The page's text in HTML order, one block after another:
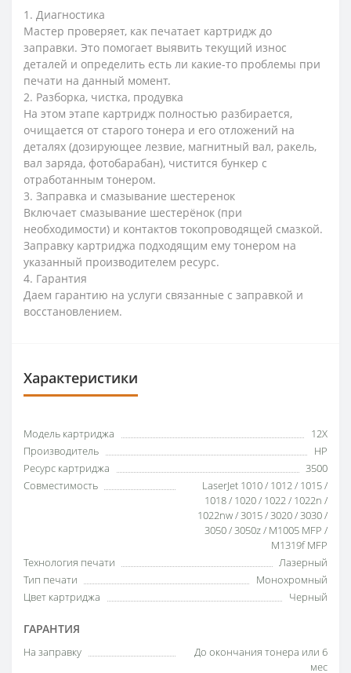
1. Диагностика
Мастер проверяет, как печатает картридж до
заправки. Это помогает выявить текущий износ
деталей и определить есть ли какие-то проблемы при
печати на данный момент.
2. Разборка, чистка, продувка
На этом этапе картридж полностью разбирается,
очищается от старого тонера и его отложений на
деталях (дозирующее лезвие, магнитный вал, ракель,
вал заряда, фотобарабан), чистится бункер с
отработанным тонером.
3. Заправка и смазывание шестеренок
Включает смазывание шестерёнок (при
необходимости) и контактов токопроводящей смазкой.
Заправку картриджа подходящим ему тонером на
указанный производителем ресурс.
4. Гарантия
Даем гарантию на услуги связанные с заправкой и
восстановлением.
Характеристики
Модель картриджа
12X
Производитель
HP
Ресурс картриджа
3500
Совместимость
LaserJet 1010 / 1012 / 1015 /
1018 / 1020 / 1022 / 1022n /
1022nw / 3015 / 3020 / 3030 /
3050 / 3050z / M1005 MFP /
M1319f MFP
Технология печати
Лазерный
Тип печати
Монохромный
Цвет картриджа
Черный
ГАРАНТИЯ
На заправку
До окончания тонера или 6
мес